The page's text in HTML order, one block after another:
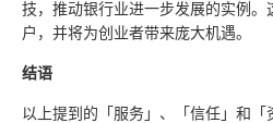
技，推动银行业进一步发展的实例
户，并将为创业者带来庞大机遇。
结语
以上提到的「服务」、「信任」和